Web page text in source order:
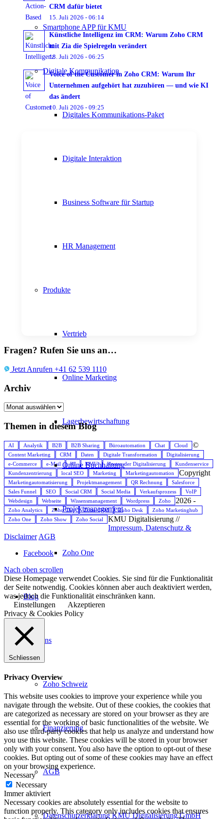
Smartphone APP für KMU
Digitale Kommunikation
Digitales Kommunikations-Paket
Digitale Interaktion
Business Software für Startup
HR Management
Produkte
Vertrieb
Online Marketing
Lagerbewirtschaftung
Online Buchhaltung
Projektmanagement
Zoho One
Blog
Über uns
Zoho Schweiz
Finanzierung
AGB
Datenschutzerklärung KMU Digitalisierung GmbH
CRM dafür bietet
15. Juli 2026 - 06:14
Künstliche Intelligenz im CRM: Warum Zoho CRM
mit Zia die Spielregeln verändert
13. Juli 2026 - 06:25
Voice of the Customer in Zoho CRM: Warum Ihr
Unternehmen aufgehört hat zuzuhören — und wie KI
das ändert
10. Juli 2026 - 09:25
Fragen? Rufen Sie uns an…
Jetzt Anrufen +41 62 539 1110
Archiv
Themen in diesem Blog
AI Analytik B2B B2B Sharing Büroautomation Chat
Cloud
Content Marketing
CRM Daten Digitale Transformation
Digitalisierung
e-Commerce
e-Mail KI KMU Kosten der Digitalisierung
Kundenservice
Kundenzentrierung
local SEO Marketing
Marketingautomation
Marketingautomatisierung
Projektmanagement QR Rechnung
Salesforce
Sales Funnel
SEO Social CRM Social Media Verkaufsprozess
VoIP
Webdesign
Webseite Wissensmanagement Wordpress
Zoho
Zoho Analytics
Zoho Cliq Zoho CRM Zoho Desk
Zoho Marketinghub
Zoho One
Zoho Show Zoho Social
©
Copyright
2026 -
KMU Digitalisierung //
Impressum, Datenschutz &
Disclaimer AGB
Facebook
Nach oben scrollen
Diese Homepage verwendet Cookies. Sie sind für die Funktionalität
der Seite notwendig. Cookies können aber auch deaktiviert werden,
was jedoch die Funktionalität einschränken kann.
Einstellungen
Akzeptieren
Privacy & Cookies Policy
Schliessen
Privacy Overview
This website uses cookies to improve your experience while you
navigate through the website. Out of these cookies, the cookies that
are categorized as necessary are stored on your browser as they are
essential for the working of basic functionalities of the website. We
also use third-party cookies that help us analyze and understand how
you use this website. These cookies will be stored in your browser
only with your consent. You also have the option to opt-out of these
cookies. But opting out of some of these cookies may have an effect
on your browsing experience.
Necessary
Necessary
Immer aktiviert
Necessary cookies are absolutely essential for the website to
function properly. This category only includes cookies that ensures